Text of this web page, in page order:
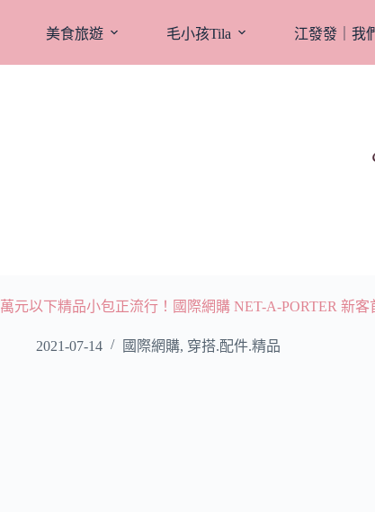
美食旅遊 毛小孩Tila 江發發｜我
萬元以下精品小包正流行！國際網購 NET-A-PORTER 新客
2021-07-14 國際網購, 穿搭.配件.精品